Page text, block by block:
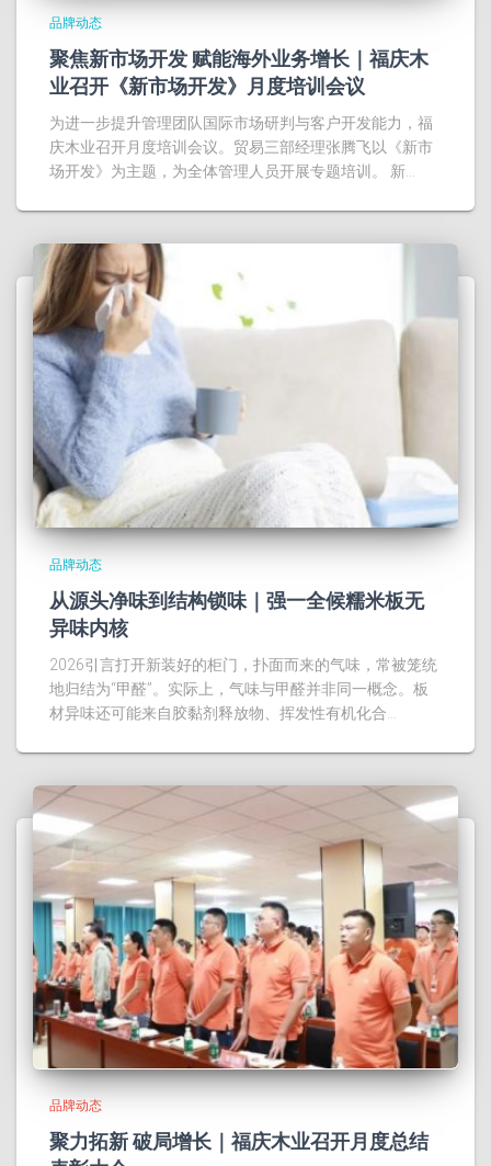
品牌动态
聚焦新市场开发 赋能海外业务增长｜福庆木
业召开《新市场开发》月度培训会议
为进一步提升管理团队国际市场研判与客户开发能力，福
庆木业召开月度培训会议。贸易三部经理张腾飞以《新市
场开发》为主题，为全体管理人员开展专题培训。 新…
品牌动态
从源头净味到结构锁味｜强一全候糯米板无
异味内核
2026引言打开新装好的柜门，扑面而来的气味，常被笼统
地归结为“甲醛”。实际上，气味与甲醛并非同一概念。板
材异味还可能来自胶黏剂释放物、挥发性有机化合…
品牌动态
聚力拓新 破局增长｜福庆木业召开月度总结